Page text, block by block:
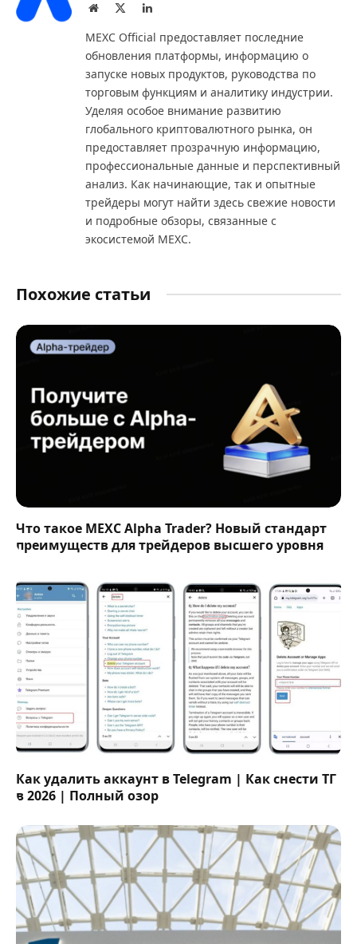
Website LinkedIn
MEXC Official предоставляет последние
обновления платформы, информацию о
запуске новых продуктов, руководства по
торговым функциям и аналитику индустрии.
Уделяя особое внимание развитию
глобального криптовалютного рынка, он
предоставляет прозрачную информацию,
профессиональные данные и перспективный
анализ. Как начинающие, так и опытные
трейдеры могут найти здесь свежие новости
и подробные обзоры, связанные с
экосистемой MEXC.
Похожие статьи
Что такое MEXC Alpha Trader? Новый стандарт
преимуществ для трейдеров высшего уровня
Как удалить аккаунт в Telegram | Как снести ТГ
в 2026 | Полный озор